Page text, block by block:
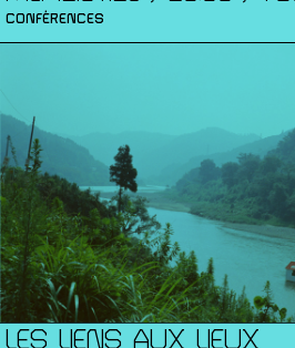
CONFÉRENCES
LES LIENS AUX LIEUX